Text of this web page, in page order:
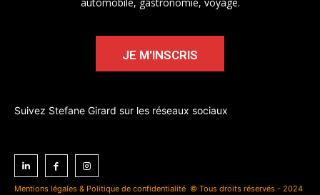
automobile, gastronomie, voyage.
JE M'INSCRIS
Suivez Stefane Girard sur les réseaux sociaux
Mentions légales & Politique de confidentialité © Tous droits réservés - 2024